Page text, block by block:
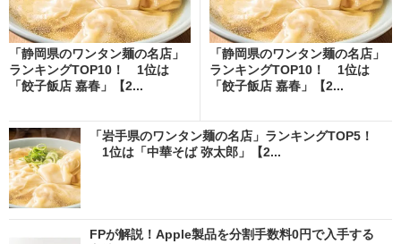
「静岡県のワンタン麺の名店」
ランキングTOP10！ 1位は
「餃子飯店 嘉春」【2...
「静岡県のワンタン麺の名店」
ランキングTOP10！ 1位は
「餃子飯店 嘉春」【2...
「岩手県のワンタン麺の名店」ランキングTOP5！
1位は「中華そば 弥太郎」【2...
FPが解説！Apple製品を分割手数料0円で入手する